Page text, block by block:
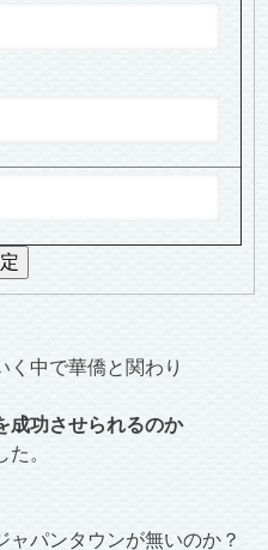
く中で華僑と関わり
成功させられるのか
。
パンタウンが無いのか？